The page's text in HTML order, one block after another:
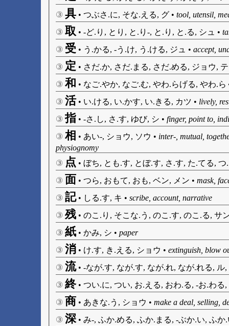
③ 具 • つぶさ.に, そな.える, グ • tool, utensil,
③ 取 • -ど.り, とり, と.り-, と.り, と.る, シュ •
③ 受 • う.かる, -う.け, う.ける, ジュ • accept,
③ 定 • さだ.か, さだ.まる, さだ.める, ジョウ,
③ 和 • なご.やか, なご.む, やわ.らげる, やわ.ら
③ 活• い.ける, い.かす, い.きる, カツ • lively,
③ 指 • -さ.し, さ.す, ゆび, シ • finger, point to,
③ 相 • あい-, ショウ, ソウ • inter-, mutual,
physiognomy
③ 点 • ぼち, とも.す, とぼ.す, さ.す, た.てる,
③ 面 • つら, おもて, おも, ベン, メン • mask,
③ 記• しる.す, キ • scribe, account, narrative
③ 残 • のこ.り, そこな.う, のこ.す, のこ.る, サ
③ 紙 • かみ, シ • paper
③ 消 • け.す, き.える, ショウ • extinguish, blow
③ 流• -なが.す, なが.す, なが.れ, なが.れる, ル
③ 終• つい.に, つい, お.える, おわ.る, -お.わる
③ 商 • あきな.う, ショウ • make a deal, selling,
③ 深 • み-, ふか.める, ふか.まる, -ぶか.い, ふか